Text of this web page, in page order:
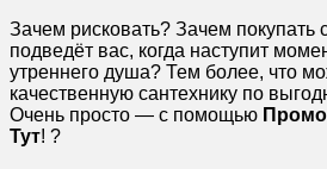
Зачем рисковать? Зачем покупать
подведёт вас, когда наступит
утреннего душа? Тем более, что
качественную сантехнику по
Очень просто — с помощью
Тут! ?